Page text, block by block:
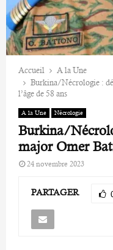
Accueil
A la Une
Burkina/Nécrologie :
l’âge de 58 ans
A la Une Nécrologie
Burkina/
major Omer
24 novembre 2023
PARTAGER